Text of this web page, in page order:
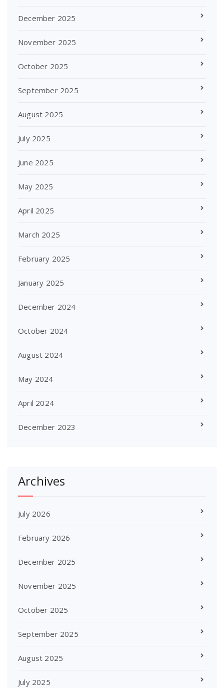
December 2025
November 2025
October 2025
September 2025
August 2025
July 2025
June 2025
May 2025
April 2025
March 2025
February 2025
January 2025
December 2024
October 2024
August 2024
May 2024
April 2024
December 2023
Archives
July 2026
February 2026
December 2025
November 2025
October 2025
September 2025
August 2025
July 2025